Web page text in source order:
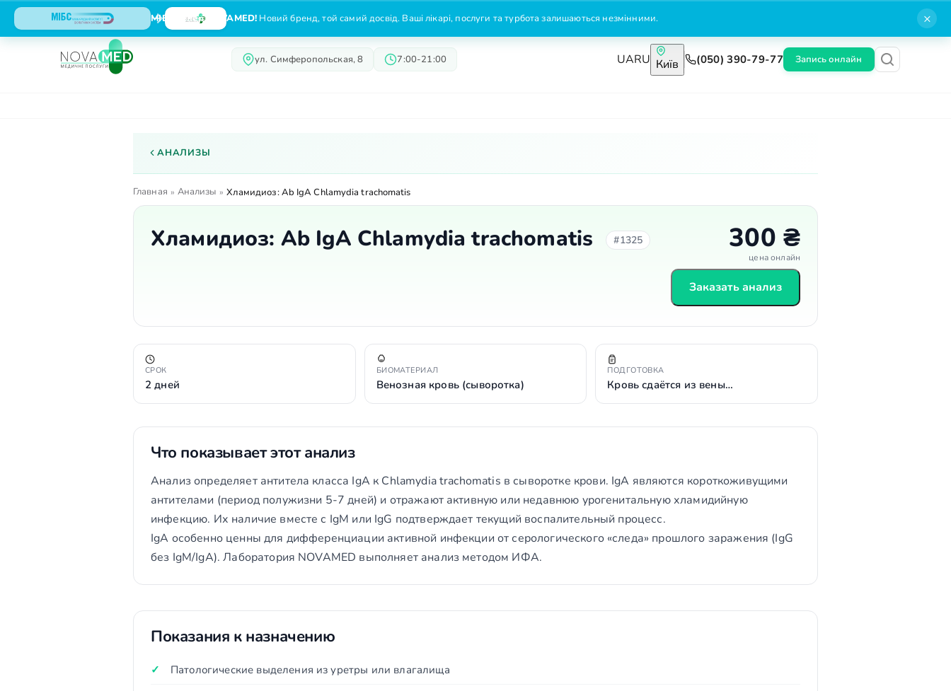
МІБС тепер NOVAMED! Новий бренд, той самий досвід. Ваші лікарі, послуги та турбота залишаються незмінними. ×
ул. Симферопольская, 8 7:00-21:00 UARU Київ (050) 390-79-77 Запись онлайн
АНАЛИЗЫ
Главная » Анализы » Хламидиоз: Ab IgA Chlamydia trachomatis
Хламидиоз: Ab IgA Chlamydia trachomatis #1325 300 ₴
цена онлайн
Заказать анализ
СРОК
2 дней
БИОМАТЕРИАЛ
Венозная кровь (сыворотка)
ПОДГОТОВКА
Кровь сдаётся из вены…
Что показывает этот анализ
Анализ определяет антитела класса IgA к Chlamydia trachomatis в сыворотке крови. IgA являются короткоживущими
антителами (период полужизни 5-7 дней) и отражают активную или недавнюю урогенитальную хламидийную
инфекцию. Их наличие вместе с IgM или IgG подтверждает текущий воспалительный процесс.
IgA особенно ценны для дифференциации активной инфекции от серологического «следа» прошлого заражения (IgG
без IgM/IgA). Лаборатория NOVAMED выполняет анализ методом ИФА.
Показания к назначению
Патологические выделения из уретры или влагалища